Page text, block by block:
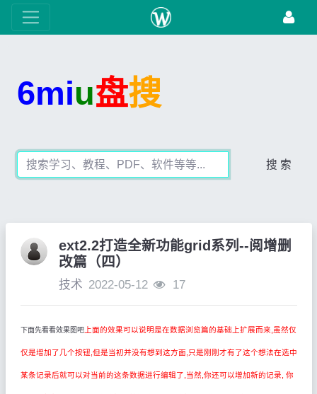
6miu盘搜
搜 索
ext2.2打造全新功能grid系列--阅增删
改篇（四）
技术 2022-05-12 17
下面先看看效果图吧上面的效果可以说明是在数据浏览篇的基础上扩展而来,虽然仅
仅是增加了几个按钮,但是当初并没有想到这方面,只是刚刚才有了这个想法在选中
某条记录后就可以对当前的这条数据进行编辑了,当然,你还可以增加新的记录, 你